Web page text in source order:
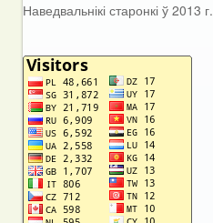
Наведвальнікі старонкі ў 2013 г.